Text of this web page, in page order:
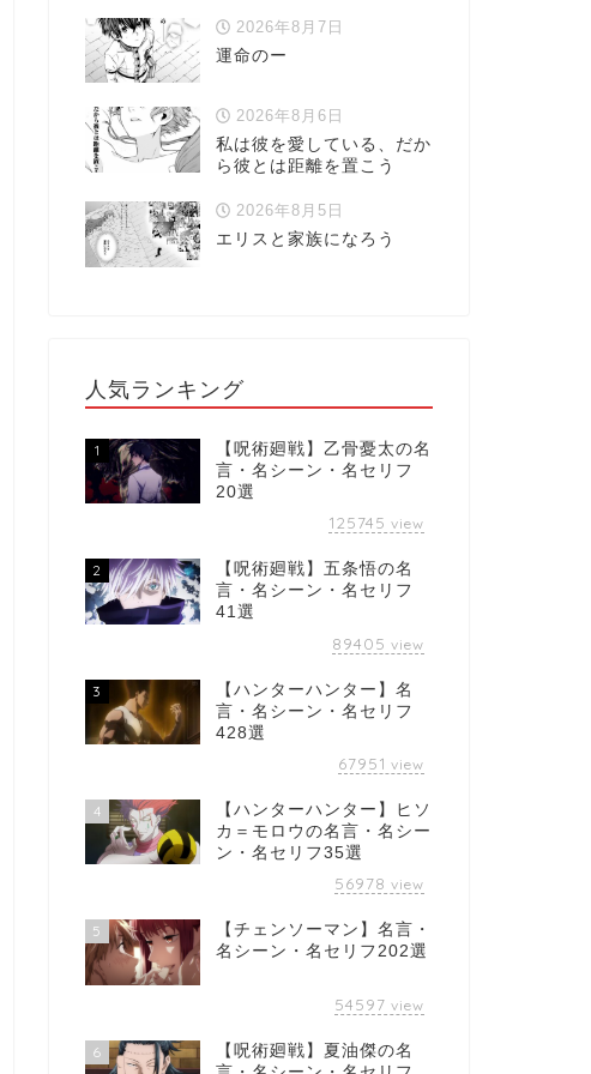
2026年8月7日
運命のー
2026年8月6日
私は彼を愛している、だか
ら彼とは距離を置こう
2026年8月5日
エリスと家族になろう
人気ランキング
1
【呪術廻戦】乙骨憂太の名
言・名シーン・名セリフ
20選
125745 view
2
【呪術廻戦】五条悟の名
言・名シーン・名セリフ
41選
89405 view
3
【ハンターハンター】名
言・名シーン・名セリフ
428選
67951 view
4
【ハンターハンター】ヒソ
カ＝モロウの名言・名シー
ン・名セリフ35選
56978 view
5
【チェンソーマン】名言・
名シーン・名セリフ202選
54597 view
6
【呪術廻戦】夏油傑の名